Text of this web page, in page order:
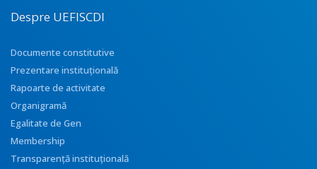
Despre UEFISCDI
Documente constitutive
Prezentare instituţională
Rapoarte de activitate
Organigramă
Egalitate de Gen
Membership
Transparenţă instituţională